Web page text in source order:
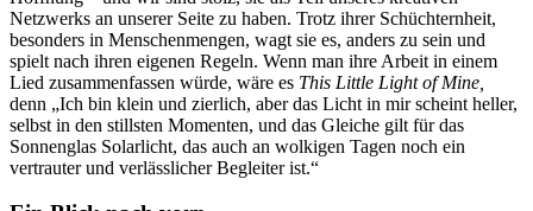
Netzwerks an unserer Seite zu haben. Trotz ihrer Schüchternheit,
besonders in Menschenmengen, wagt sie es, anders zu sein und
spielt nach ihren eigenen Regeln. Wenn man ihre Arbeit in einem
Lied zusammenfassen würde, wäre es This Little Light of Mine,
denn „Ich bin klein und zierlich, aber das Licht in mir scheint heller,
selbst in den stillsten Momenten, und das Gleiche gilt für das
Sonnenglas Solarlicht, das auch an wolkigen Tagen noch ein
vertrauter und verlässlicher Begleiter ist.“